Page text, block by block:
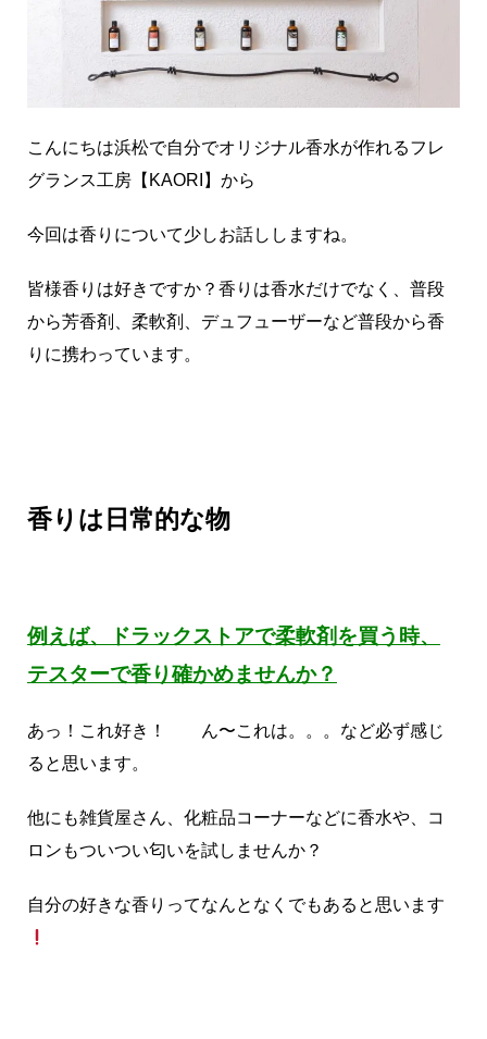
こんにちは浜松で自分でオリジナル香水が作れるフレ
グランス工房【KAORI】から
今回は香りについて少しお話ししますね。
皆様香りは好きですか？香りは香水だけでなく、普段
から芳香剤、柔軟剤、デュフューザーなど普段から香
りに携わっています。
香りは日常的な物
例えば、ドラックストアで柔軟剤を買う時、
テスターで香り確かめませんか？
あっ！これ好き！ ん〜これは。。。など必ず感じ
ると思います。
他にも雑貨屋さん、化粧品コーナーなどに香水や、コ
ロンもついつい匂いを試しませんか？
自分の好きな香りってなんとなくでもあると思います